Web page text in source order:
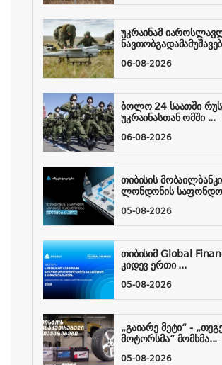
უკრაინამ
06-08-2026
ბოლო 24 საათში
უკრაინასთან ომში ...
06-08-2026
თიბისის
ლონდონის
05-08-2026
თიბისიმ Global
კიდევ ერთი ...
05-08-2026
„გაიარე მეტი“ -
მოტორსმა“ მომხმა...
05-08-2026